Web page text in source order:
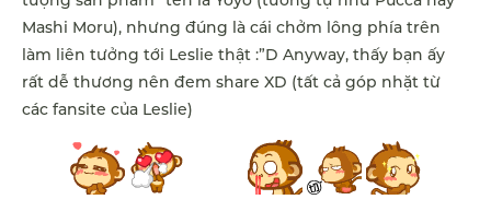
Mashi Moru), nhưng đúng là cái chởm lông phía trên
làm liên tưởng tới Leslie thật :”D Anyway, thấy bạn ấy
rất dễ thương nên đem share XD (tất cả góp nhặt từ
các fansite của Leslie)